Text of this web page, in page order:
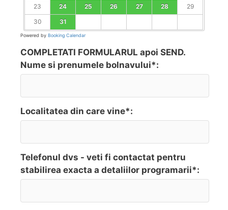
23
24 25 26 27 28
29
30
31
Powered by Booking Calendar
COMPLETATI FORMULARUL apoi SEND.
Nume si prenumele bolnavului*:
Localitatea din care vine*:
Telefonul dvs - veti fi contactat pentru
stabilirea exacta a detaliilor programarii*: